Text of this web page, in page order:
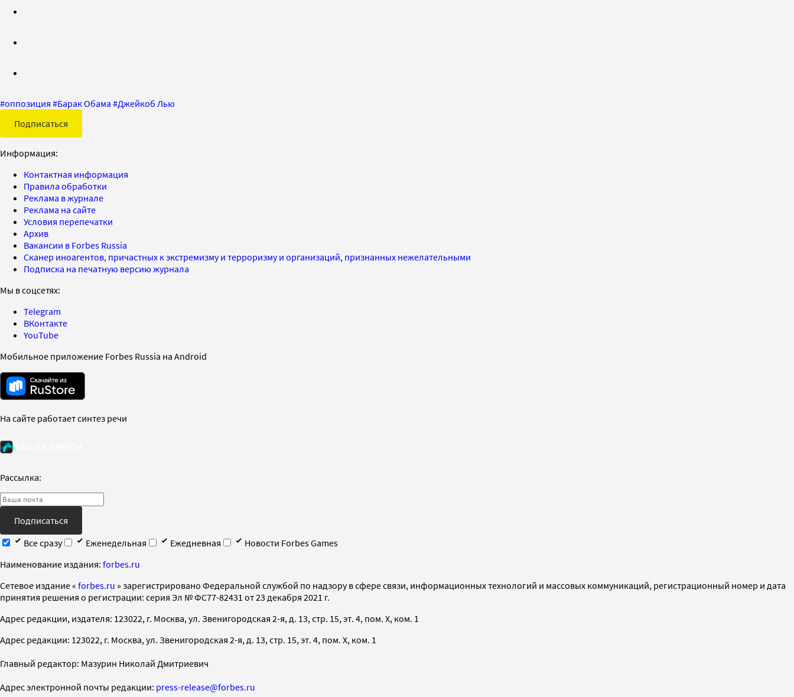
#оппозиция #Барак Обама #Джейкоб Лью
Подписаться
Информация:
Контактная информация
Правила обработки
Реклама в журнале
Реклама на сайте
Условия перепечатки
Архив
Вакансии в Forbes Russia
Сканер иноагентов, причастных к экстремизму и терроризму и организаций, признанных нежелательными
Подписка на печатную версию журнала
Мы в соцсетях:
Telegram
ВКонтакте
YouTube
Мобильное приложение Forbes Russia на Android
На сайте работает синтез речи
Рассылка:
Подписаться
Все сразу
Еженедельная Ежедневная
Новости Forbes Games
Наименование издания: forbes.ru
Cетевое издание « forbes.ru » зарегистрировано Федеральной службой по надзору в сфере связи, информационных технологий и массовых коммуникаций, регистрационный номер и дата
принятия решения о регистрации: серия Эл № ФС77-82431 от 23 декабря 2021 г.
Адрес редакции, издателя: 123022, г. Москва, ул. Звенигородская 2-я, д. 13, стр. 15, эт. 4, пом. X, ком. 1
Адрес редакции: 123022, г. Москва, ул. Звенигородская 2-я, д. 13, стр. 15, эт. 4, пом. X, ком. 1
Главный редактор: Мазурин Николай Дмитриевич
Адрес электронной почты редакции: press-release@forbes.ru